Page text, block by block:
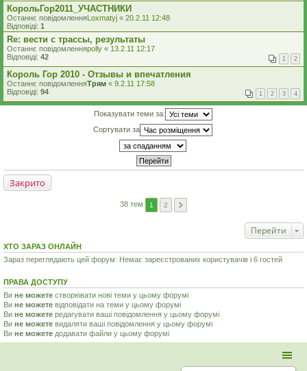
КорольГор2011_УЧАСТНИКИ
Останнє повідомленняLoxmatyj « 20.2.11 12:48
Відповіді: 1
Re: вести с трассы, результаты
Останнє повідомленняpolly « 13.2.11 12:17
Відповіді: 42 1 2
Король Гор 2010 - Отзывы и впечатления
Останнє повідомленняТрям « 9.2.11 17:58
Відповіді: 94 1 2 3 4
Показувати теми за:
Сортувати за
Закрито
38 тем 1 2
Перейти
ХТО ЗАРАЗ ОНЛАЙН
Зараз переглядають цей форум: Немає зареєстрованих користувачів і 6 гостей
ПРАВА ДОСТУПУ
Ви не можете створювати нові теми у цьому форумі
Ви не можете відповідати на теми у цьому форумі
Ви не можете редагувати ваші повідомлення у цьому форумі
Ви не можете видаляти ваші повідомлення у цьому форумі
Ви не можете додавати файли у цьому форумі